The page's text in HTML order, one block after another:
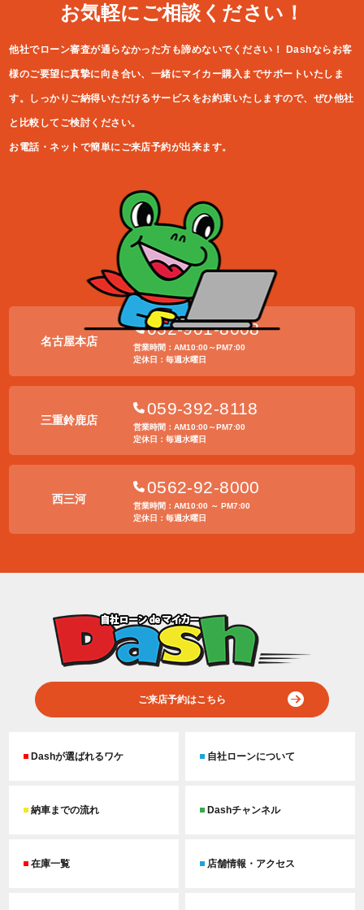
お気軽にご相談ください！
他社でローン審査が通らなかった方も諦めないでください！ Dashならお客
様のご要望に真摯に向き合い、一緒にマイカー購入ま でサポートいたしま
す。しっかりご納得いただけるサービスをお約束いたしますので、ぜひ他社
と比較してご検討ください。
お電話・ネットで簡単にご来店予約が出来ます。
名古屋本店
052-901-8008
営業時間：AM10:00～PM7:00
定休日：毎週水曜日
三重鈴鹿店
059-392-8118
営業時間：AM10:00～PM7:00
定休日：毎週水曜日
西三河
0562-92-8000
営業時間：AM10:00 ～ PM7:00
定休日：毎週水曜日
ご来店予約はこちら
Dashが選ばれるワケ 自社ローンについて
納車までの流れ Dashチャンネル
在庫一覧 店舗情報・アクセス